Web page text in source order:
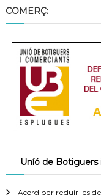
COMERÇ:
Uníó de Botiguers
Acord per reduir les